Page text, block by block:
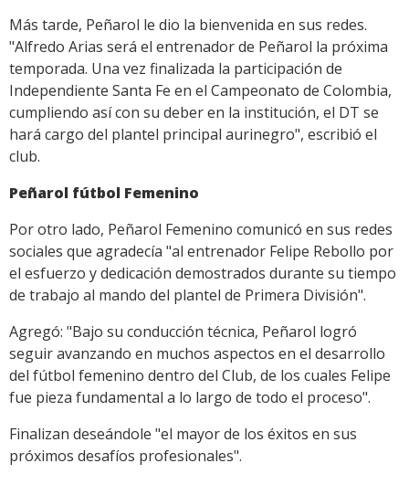
Más tarde, Peñarol le dio la bienvenida en sus redes.
"Alfredo Arias será el entrenador de Peñarol la próxima
temporada. Una vez finalizada la participación de
Independiente Santa Fe en el Campeonato de Colombia,
cumpliendo así con su deber en la institución, el DT se
hará cargo del plantel principal aurinegro", escribió el
club.
Peñarol fútbol Femenino
Por otro lado, Peñarol Femenino comunicó en sus redes
sociales que agradecía "al entrenador Felipe Rebollo por
el esfuerzo y dedicación demostrados durante su tiempo
de trabajo al mando del plantel de Primera División".
Agregó: "Bajo su conducción técnica, Peñarol logró
seguir avanzando en muchos aspectos en el desarrollo
del fútbol femenino dentro del Club, de los cuales Felipe
fue pieza fundamental a lo largo de todo el proceso".
Finalizan deseándole "el mayor de los éxitos en sus
próximos desafíos profesionales".